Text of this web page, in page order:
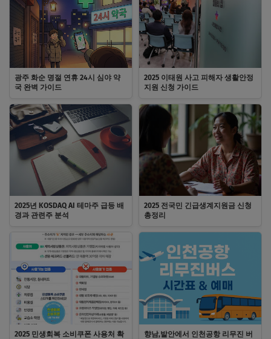
광주 화순 명절 연휴 24시 심야 약
국 완벽 가이드
2025 이태원 사고 피해자 생활안정
지원 신청 가이드
2025년 KOSDAQ AI 테마주 급등 배
경과 관련주 분석
2025 전국민 긴급생계지원금 신청
총정리
2025 민생회복 소비쿠폰 사용처 확 향남,발안에서 인천공항 리무진 버